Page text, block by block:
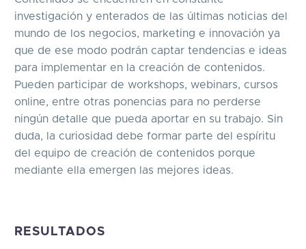
investigación y enterados de las últimas noticias del
mundo de los negocios, marketing e innovación ya
que de ese modo podrán captar tendencias e ideas
para implementar en la creación de contenidos.
Pueden participar de workshops, webinars, cursos
online, entre otras ponencias para no perderse
ningún detalle que pueda aportar en su trabajo. Sin
duda, la curiosidad debe formar parte del espíritu
del equipo de creación de contenidos porque
mediante ella emergen las mejores ideas.
RESULTADOS